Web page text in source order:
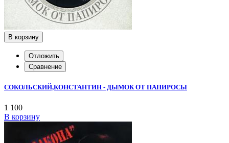
В корзину
Отложить
Сравнение
СОКОЛЬСКИЙ,КОНСТАНТИН - ДЫМОК ОТ ПАПИРОСЫ
1 100
В корзину